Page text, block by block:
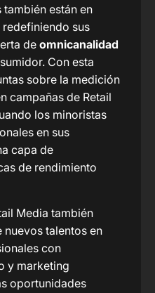
están en
sus
deomnicanalidad
Con esta
sobre la medición
campañas de Retail
los minoristas
en sus
capa de
de rendimiento
Media también
nuevos talentos en
con
y marketing
oportunidades